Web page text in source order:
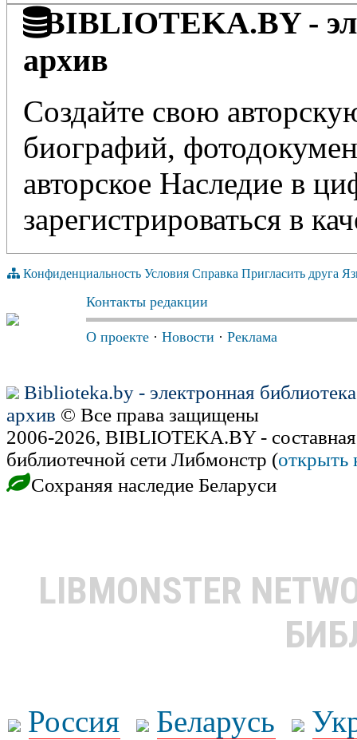
BIBLIOTEKA.BY -
архив
Создайте свою
биографий,
авторское Наследие в
зарегистрироваться в
Конфиденциальность Условия Справка Пригласить друга
Контакты редакции
О проекте · Новости · Реклама
Biblioteka.by - электронная
архив © Все права защищены
2006-2026, BIBLIOTEKA.BY -
библиотечной сети Либмонстр (открыть
Сохраняя наследие Беларуси
LIBMONSTER
Россия Беларусь